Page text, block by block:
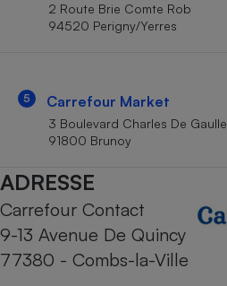
2 Route Brie Comte Rob
94520 Perigny/Yerres
5 Carrefour Market
3 Boulevard Charles De Gaulle
91800 Brunoy
ADRESSE
Carrefour Contact
9-13 Avenue De Quincy
77380 - Combs-la-Ville